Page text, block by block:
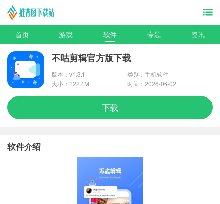
首页 游戏 软件 专题 资讯
不咕剪辑官方版下载
版本：v1.3.1
类别：手机软件
大小：122.4M
时间：2026-06-02
下载
软件介绍